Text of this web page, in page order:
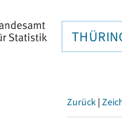
Zurück |